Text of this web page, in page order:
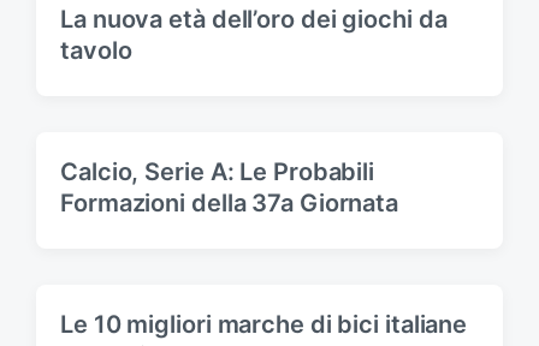
La nuova età dell’oro dei giochi da
tavolo
Calcio, Serie A: Le Probabili
Formazioni della 37a Giornata
Le 10 migliori marche di bici italiane